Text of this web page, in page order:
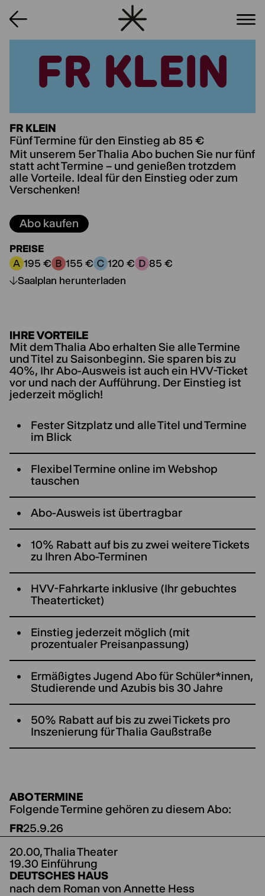
FR KLEIN
FR KLEIN
FR KLEIN
Fünf Termine für den Einstieg ab 85 €
Mit unserem 5er Thalia Abo buchen Sie nur fünf
statt acht Termine – und genießen trotzdem
alle Vorteile. Ideal für den Einstieg oder zum
Verschenken!
Abo kaufen
PREISE
Preiskategorie A:
195 €Preiskategorie B:
155 €Preiskategorie C:
120 €Preiskategorie D:
85 €
Saalplan herunterladen
IHRE VORTEILE
Mit dem Thalia Abo erhalten Sie alle Termine
und Titel zu Saisonbeginn. Sie sparen bis zu
40%, Ihr Abo-Ausweis ist auch ein HVV-Ticket
vor und nach der Aufführung. Der Einstieg ist
jederzeit möglich!
Fester Sitzplatz und alle Titel und Termine
im Blick
Flexibel Termine online im Webshop
tauschen
Abo-Ausweis ist übertragbar
10% Rabatt auf bis zu zwei weitere Tickets
zu Ihren Abo-Terminen
HVV-Fahrkarte inklusive (Ihr gebuchtes
Theaterticket)
Einstieg jederzeit möglich (mit
prozentualer Preisanpassung)
Ermäßigtes Jugend Abo für Schüler*innen,
Studierende und Azubis bis 30 Jahre
50% Rabatt auf bis zu zwei Tickets pro
Inszenierung für ThaIia Gaußstraße
ABO TERMINE
Folgende Termine gehören zu diesem Abo:
FR25.9.26
20.00,Thalia Theater
19.30 Einführung
DEUTSCHES HAUS
nach dem Roman von Annette Hess